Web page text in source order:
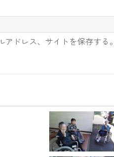
ドレス、サイトを保存する。